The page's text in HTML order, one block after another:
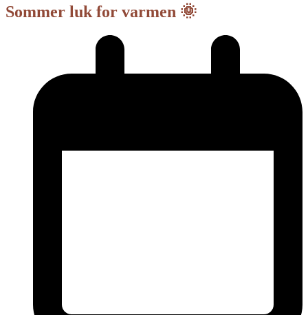
Sommer luk for varmen 🌞